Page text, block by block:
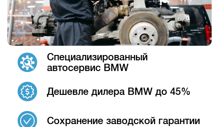
Специализированный
автосервис BMW
Дешевле дилера BMW до 45%
Сохранение заводской гарантии